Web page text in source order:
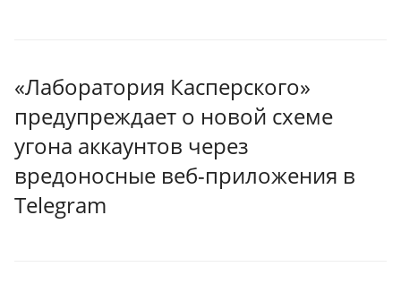
«Лаборатория Касперского»
предупреждает о новой схеме
угона аккаунтов через
вредоносные веб-приложения в
Telegram